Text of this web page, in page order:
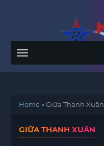
Menu
Home»Giữa Thanh Xuân
GIỮA THANH XUÂN